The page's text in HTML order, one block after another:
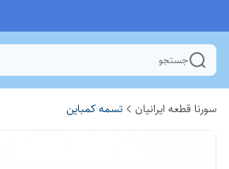
جستجو
سورنا قطعه ایرانیان تسمه کمباین